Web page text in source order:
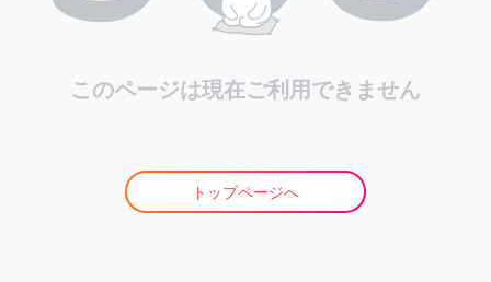
このページは現在ご利用できません